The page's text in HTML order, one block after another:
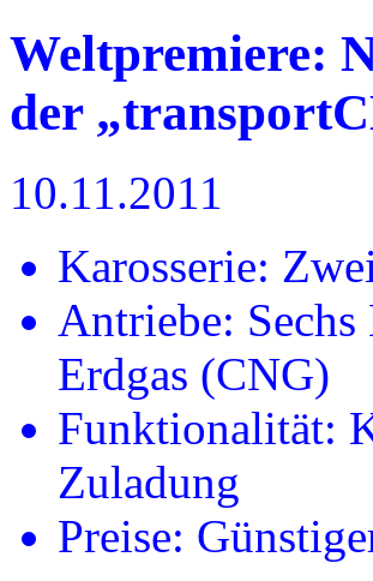
Weltpremiere:
der
10.11.2011
Karosserie:
Antriebe:
Erdgas (CNG)
Funktionalität:
Zuladung
Preise: